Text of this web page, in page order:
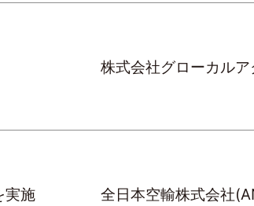
株式会社グローカルア
実施 全日本空輸株式会社